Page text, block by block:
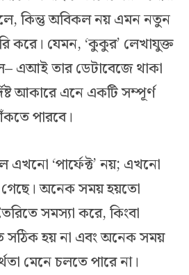
কিন্তু অবিকল নয় এমন নতুন
করে। যেমন, ‘কুকুর’ লেখাযুক্ত
এআই তার ডেটাবেজে থাকা
আকারে এনে একটি সম্পূর্ণ
পারবে।
‘পার্ফেক্ট’ নয়; এখনো
অনেক সময় হয়তো
সমস্যা করে, কিংবা
সঠিক হয় না এবং অনেক সময়
মেনে চলতে পারে না।